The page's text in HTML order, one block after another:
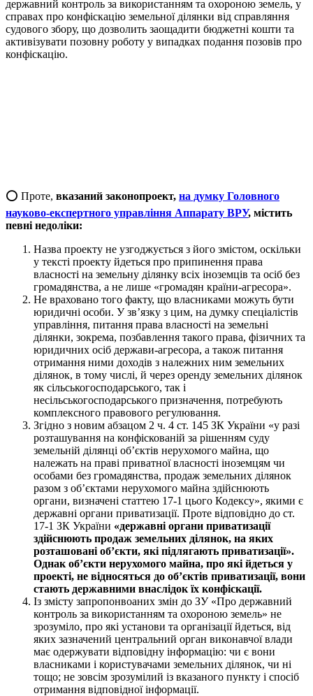
державний контроль за використанням та охороною земель, у
справах про конфіскацію земельної ділянки від справляння
судового збору, що дозволить заощадити бюджетні кошти та
активізувати позовну роботу у випадках подання позовів про
конфіскацію.
⭕️ Проте, вказаний законопроект, на думку Головного
науково-експертного управління Аппарату ВРУ, містить
певні недоліки:
Назва проекту не узгоджується з його змістом, оскільки
у тексті проекту йдеться про припинення права
власності на земельну ділянку всіх іноземців та осіб без
громадянства, а не лише «громадян країни-агресора».
Не враховано того факту, що власниками можуть бути
юридичні особи. У зв’язку з цим, на думку спеціалістів
управління, питання права власності на земельні
ділянки, зокрема, позбавлення такого права, фізичних та
юридичних осіб держави-агресора, а також питання
отримання ними доходів з належних ним земельних
ділянок, в тому числі, й через оренду земельних ділянок
як сільськогосподарського, так і
несільськогосподарського призначення, потребують
комплексного правового регулювання.
Згідно з новим абзацом 2 ч. 4 ст. 145 ЗК України «у разі
розташування на конфіскованій за рішенням суду
земельній ділянці об’єктів нерухомого майна, що
належать на праві приватної власності іноземцям чи
особами без громадянства, продаж земельних ділянок
разом з об’єктами нерухомого майна здійснюють
органи, визначені статтею 17-1 цього Кодексу», якими є
державні органи приватизації. Проте відповідно до ст.
17-1 ЗК України «державні органи приватизації
здійснюють продаж земельних ділянок, на яких
розташовані об’єкти, які підлягають приватизації».
Однак об’єкти нерухомого майна, про які йдеться у
проекті, не відносяться до об’єктів приватизації, вони
стають державними внаслідок їх конфіскації.
Із змісту запропонвоаних змін до ЗУ «Про державний
контроль за використанням та охороною земель» не
зрозуміло, про які установи та організації йдеться, від
яких зазначений центральний орган виконавчої влади
має одержувати відповідну інформацію: чи є вони
власниками і користувачами земельних ділянок, чи ні
тощо; не зовсім зрозумілий із вказаного пункту і спосіб
отримання відповідної інформації.